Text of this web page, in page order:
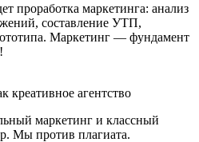
проработка маркетинга: анализ
составление УТП,
Маркетинг — фундамент
креативное агентство
маркетинг и классный
Мы против плагиата.